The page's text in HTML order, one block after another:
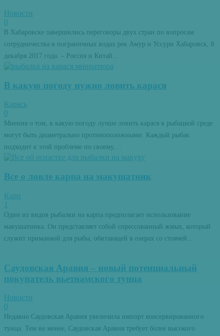
Новости
0
В Хабаровске завершились переговоры двух стран по вопросам
сотрудничества в пограничных водах рек Амур и Уссури Хабаровск, 8
декабря 2017 года. – Россия и Китай...
В какую погоду нужно ловить карася
Карась
0
Мнения о том, в какую погоду лучше ловить карася в рыбацкой среде
могут быть диаметрально противоположными. Каждый рыбак
подходит к этой проблеме по своему,...
Все о ловле карпа на макушатник
Карп
1
Один из видов рыбалки на карпа предполагает использование
макушатника. Он представляет собой спрессованный жмых, который
служит приманкой для рыбы, обитающей в озерах со стоячей...
Саудовская Аравия – новый потенциальный
покупатель вьетнамского тунца
Новости
0
Недавно Саудовская Аравия увеличила импорт консервированного
тунца. Тем не менее, Саудовская Аравия требует более высокого